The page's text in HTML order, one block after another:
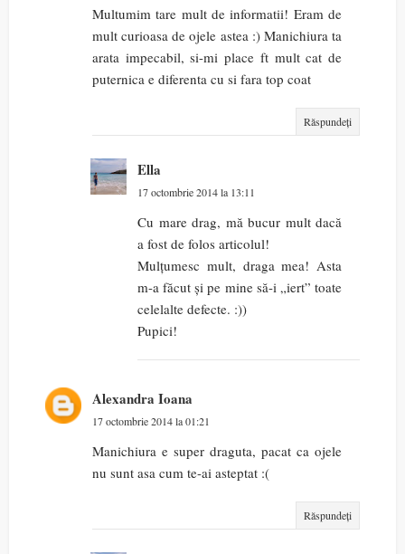
Multumim tare mult de informatii! Eram de
mult curioasa de ojele astea :) Manichiura ta
arata impecabil, si-mi place ft mult cat de
puternica e diferenta cu si fara top coat
Răspundeți
Ella
17 octombrie 2014 la 13:11
Cu mare drag, mă bucur mult dacă
a fost de folos articolul!
Mulțumesc mult, draga mea! Asta
m-a făcut și pe mine să-i „iert” toate
celelalte defecte. :))
Pupici!
Alexandra Ioana
17 octombrie 2014 la 01:21
Manichiura e super draguta, pacat ca ojele
nu sunt asa cum te-ai asteptat :(
Răspundeți